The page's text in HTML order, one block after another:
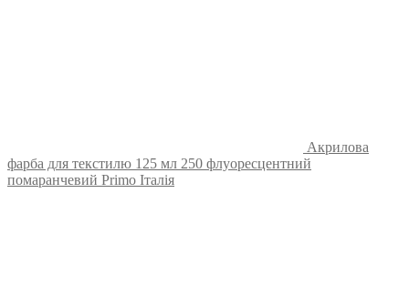
Акрилова
фарба для текстилю 125 мл 250 флуоресцентний
помаранчевий Primo Італія